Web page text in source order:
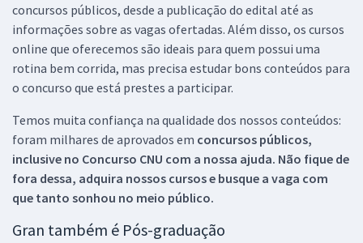
concursos públicos, desde a publicação do edital até as
informações sobre as vagas ofertadas. Além disso, os cursos
online que oferecemos são ideais para quem possui uma
rotina bem corrida, mas precisa estudar bons conteúdos para
o concurso que está prestes a participar.
Temos muita confiança na qualidade dos nossos conteúdos:
foram milhares de aprovados em concursos públicos,
inclusive no Concurso CNU com a nossa ajuda. Não fique de
fora dessa, adquira nossos cursos e busque a vaga com
que tanto sonhou no meio público.
Gran também é Pós-graduação